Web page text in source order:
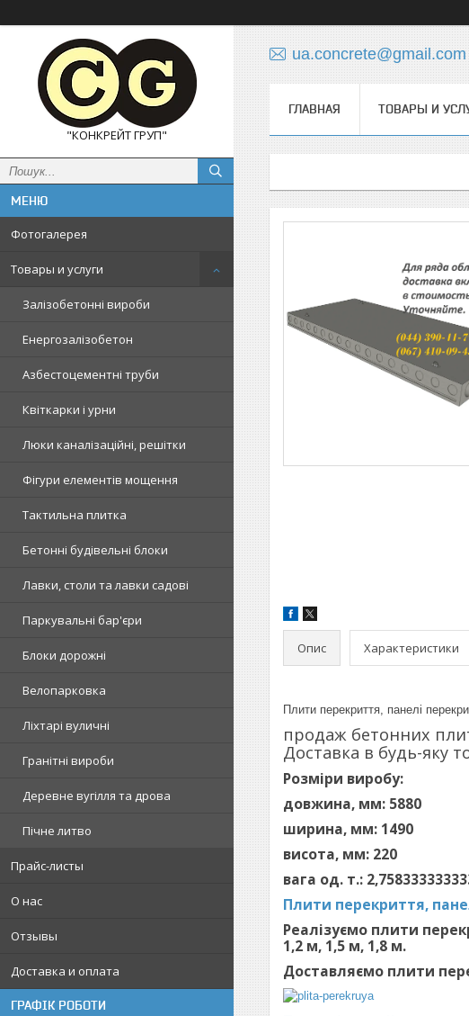
"КОНКРЕЙТ ГРУП"
Фотогалерея
Товары и услуги
Залізобетонні вироби
Енергозалізобетон
Азбестоцементні труби
Квіткарки і урни
Люки каналізаційні, решітки
Фігури елементів мощення
Тактильна плитка
Бетонні будівельні блоки
Лавки, столи та лавки садові
Паркувальні бар'єри
Блоки дорожні
Велопарковка
Ліхтарі вуличні
Гранітні вироби
Деревне вугілля та дрова
Пічне литво
Прайс-листы
О нас
Отзывы
Доставка и оплата
ГРАФІК РОБОТИ
ua.concrete@gmail.com
ГЛАВНАЯ ТОВАРЫ И
Опис Характеристики
Плити перекриття, панелі
продаж бетонних
Доставка в будь-яку
Розміри виробу:
довжина, мм: 5880
ширина, мм: 1490
висота, мм: 220
вага од. т.:
Плити перекриття,
Реалізуємо плити
1,2 м, 1,5 м, 1,8 м.
Доставляємо плити